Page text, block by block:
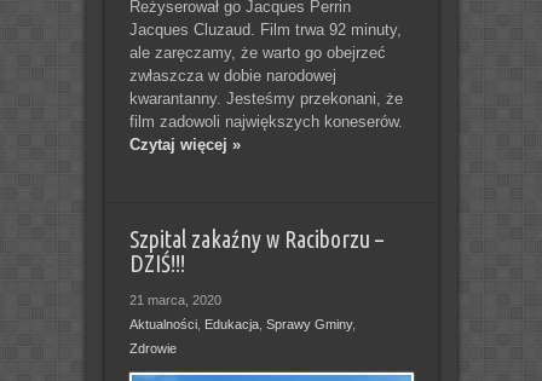
Reżyserował go Jacques Perrin
Jacques Cluzaud. Film trwa 92 minuty,
ale zaręczamy, że warto go obejrzeć
zwłaszcza w dobie narodowej
kwarantanny. Jesteśmy przekonani, że
film zadowoli największych koneserów.
Czytaj więcej »
Szpital zakaźny w Raciborzu –
DZIŚ!!!
21 marca, 2020
Aktualności, Edukacja, Sprawy Gminy,
Zdrowie